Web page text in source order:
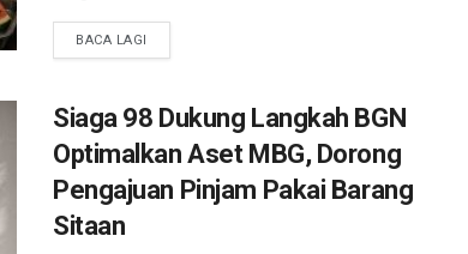
BACA LAGI
Siaga 98 Dukung Langkah BGN
Optimalkan Aset MBG, Dorong
Pengajuan Pinjam Pakai Barang
Sitaan